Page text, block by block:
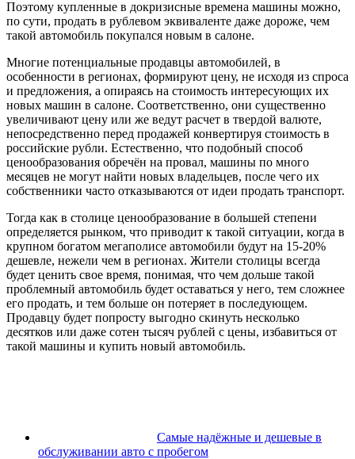
Поэтому купленные в докризисные времена машины можно,
по сути, продать в рублевом эквиваленте даже дороже, чем
такой автомобиль покупался новым в салоне.
Многие потенциальные продавцы автомобилей, в
особенности в регионах, формируют цену, не исходя из спроса
и предложения, а опираясь на стоимость интересующих их
новых машин в салоне. Соответственно, они существенно
увеличивают цену или же ведут расчет в твердой валюте,
непосредственно перед продажей конвертируя стоимость в
российские рубли. Естественно, что подобный способ
ценообразования обречён на провал, машины по много
месяцев не могут найти новых владельцев, после чего их
собственники часто отказываются от идеи продать транспорт.
Тогда как в столице ценообразование в большей степени
определяется рынком, что приводит к такой ситуации, когда в
крупном богатом мегаполисе автомобили будут на 15-20%
дешевле, нежели чем в регионах. Жители столицы всегда
будет ценить свое время, понимая, что чем дольше такой
проблемный автомобиль будет оставаться у него, тем сложнее
его продать, и тем больше он потеряет в последующем.
Продавцу будет попросту выгодно скинуть несколько
десятков или даже сотен тысяч рублей с цены, избавиться от
такой машины и купить новый автомобиль.
Самые надёжные и дешевые в
обслуживании авто с пробегом